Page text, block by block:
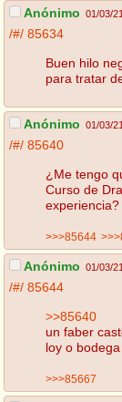
Anónimo 01/03/
/#/ 85634
Buen hilo
para tratar
Anónimo 01/03/
/#/ 85640
¿Me tengo
Curso de
experiencia?
>>>85644
Anónimo 01/03/
/#/ 85644
>>85640
un faber
loy o bodega
>>>85667